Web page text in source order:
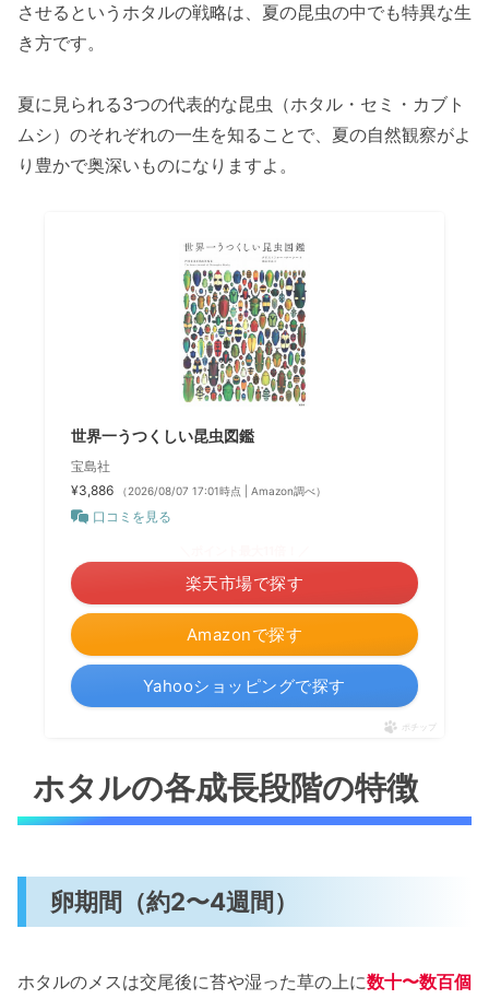
させるというホタルの戦略は、夏の昆虫の中でも特異な生
き方です。
夏に見られる3つの代表的な昆虫（ホタル・セミ・カブト
ムシ）のそれぞれの一生を知ることで、夏の自然観察がよ
り豊かで奥深いものになりますよ。
世界一うつくしい昆虫図鑑
宝島社
¥3,886
（2026/08/07 17:01時点 | Amazon調べ）
口コミを見る
Amazonで探す
楽天市場で探す
Yahooショッピングで探す
ポチップ
ホタルの各成長段階の特徴
卵期間（約2〜4週間）
ホタルのメスは交尾後に苔や湿った草の上に数十〜数百個